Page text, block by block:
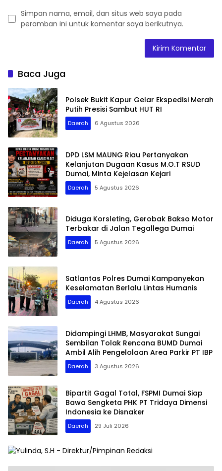
Simpan nama, email, dan situs web saya pada
peramban ini untuk komentar saya berikutnya.
Baca Juga
Polsek Bukit Kapur Gelar Ekspedisi Merah
Putih Presisi Sambut HUT RI
Daerah 6 Agustus 2026
DPD LSM MAUNG Riau Pertanyakan
Kelanjutan Dugaan Kasus M.O.T RSUD
Dumai, Minta Kejelasan Kejari
Daerah 5 Agustus 2026
Diduga Korsleting, Gerobak Bakso Motor
Terbakar di Jalan Tegallega Dumai
Daerah 5 Agustus 2026
Satlantas Polres Dumai Kampanyekan
Keselamatan Berlalu Lintas Humanis
Daerah 4 Agustus 2026
Didampingi LHMB, Masyarakat Sungai
Sembilan Tolak Rencana BUMD Dumai
Ambil Alih Pengelolaan Area Parkir PT IBP
Daerah 3 Agustus 2026
Bipartit Gagal Total, FSPMI Dumai Siap
Bawa Sengketa PHK PT Tridaya Dimensi
Indonesia ke Disnaker
Daerah 29 Juli 2026